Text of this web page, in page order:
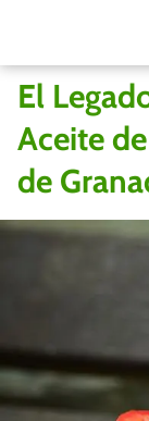
El
Aceite
de